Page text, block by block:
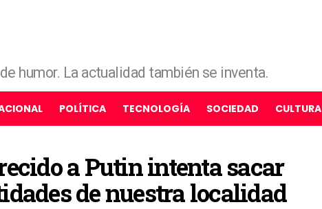
humor. La actualidad también se inventa.
POLÍTICA TECNOLOGÍA SOCIEDAD CULTURA
a Putin intenta sacar
de nuestra localidad